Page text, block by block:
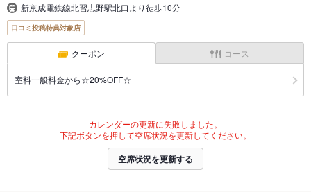
新京成電鉄線北習志野駅北口より徒歩10分
口コミ投稿特典対象店
クーポン コース
室料一般料金から☆20%OFF☆
カレンダーの更新に失敗しました。
下記ボタンを押して空席状況を更新してください。
空席状況を更新する